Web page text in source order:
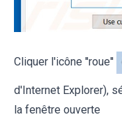
Cliquer l'icône ''roue''
d'Internet Explorer),
la fenêtre ouverte